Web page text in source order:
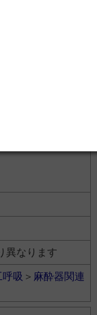
異なります
吸 ＞ 麻酔器関連